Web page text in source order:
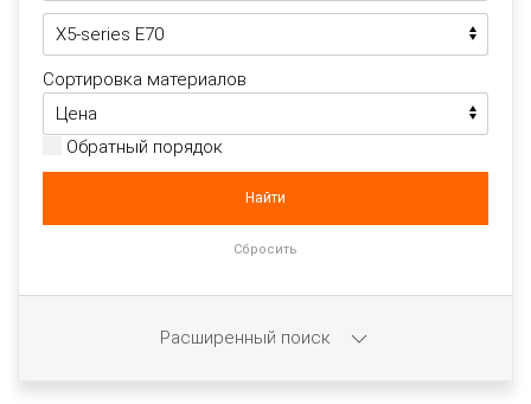
Сортировка материалов
Обратный порядок
Расширенный поиск